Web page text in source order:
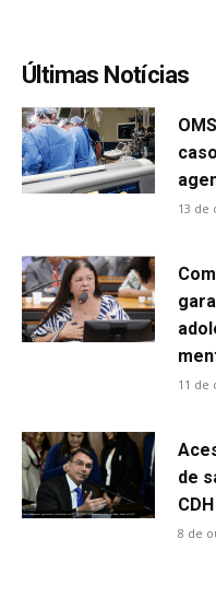
Últimas Notícias
13 de
11 de
de
CDH
8 de